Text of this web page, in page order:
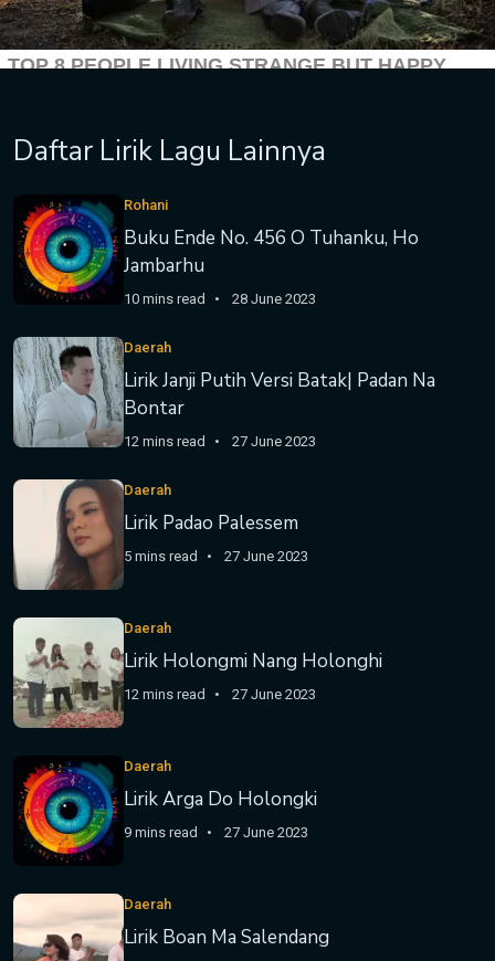
Daftar Lirik Lagu Lainnya
Rohani
Buku Ende No. 456 O Tuhanku, Ho
Jambarhu
10 mins read 28 June 2023
Daerah
Lirik Janji Putih Versi Batak| Padan Na
Bontar
12 mins read 27 June 2023
Daerah
Lirik Padao Palessem
5 mins read 27 June 2023
Daerah
Lirik Holongmi Nang Holonghi
12 mins read 27 June 2023
Daerah
Lirik Arga Do Holongki
9 mins read 27 June 2023
Daerah
Lirik Boan Ma Salendang